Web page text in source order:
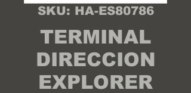
SKU: HA-ES80786
TERMINAL
DIRECCION
EXPLORER